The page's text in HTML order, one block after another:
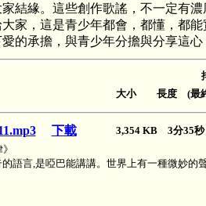
結緣。這些創作歌謠，不一定有
家，這是青少年都會，都懂，都
的承擔，與青少年分擔與分享這
大小 長度 (最
下載
3,354 KB 3分35
語言,是啞巴能講講。世界上有一種微妙